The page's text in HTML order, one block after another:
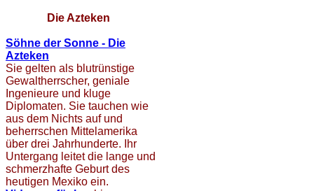
Die Azteken
Söhne der Sonne - Die
Azteken
Sie gelten als blutrünstige
Gewaltherrscher, geniale
Ingenieure und kluge
Diplomaten. Sie tauchen wie
aus dem Nichts auf und
beherrschen Mittelamerika
über drei Jahrhunderte. Ihr
Untergang leitet die lange und
schmerzhafte Geburt des
heutigen Mexiko ein.